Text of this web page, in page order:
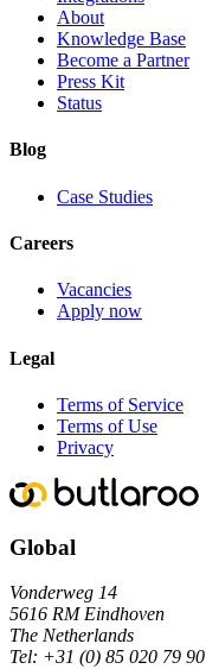
About
Knowledge Base
Become a Partner
Press Kit
Status
Blog
Case Studies
Careers
Vacancies
Apply now
Legal
Terms of Service
Terms of Use
Privacy
Global
Vonderweg 14
5616 RM Eindhoven
The Netherlands
Tel: +31 (0) 85 020 79 90